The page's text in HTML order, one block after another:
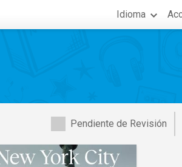
Idioma
Pendiente de Revisión